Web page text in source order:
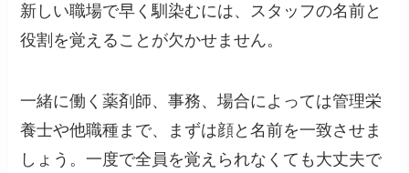
新しい職場で早く馴染むには、スタッフの名前と
役割を覚えることが欠かせません。
一緒に働く薬剤師、事務、場合によっては管理栄
養士や他職種まで、まずは顔と名前を一致させま
しょう。一度で全員を覚えられなくても大丈夫で